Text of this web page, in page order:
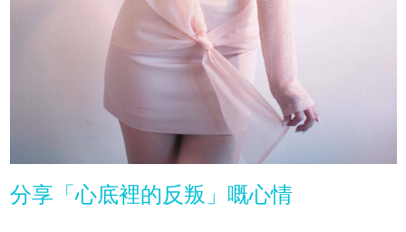
分享「心底裡的反叛」嘅心情